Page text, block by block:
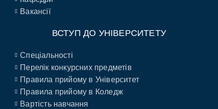
Вакансії
ВСТУП ДО УНІВЕРСИТЕТУ
Спеціальності
Перелік конкурсних предметів
Правила прийому в Університет
Правила прийому в Коледж
Вартість навчання